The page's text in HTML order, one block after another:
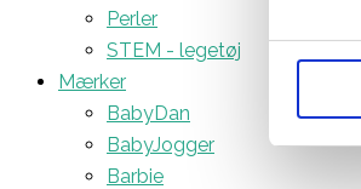
Perler
STEM - legetøj
Mærker
BabyDan
BabyJogger
Barbie